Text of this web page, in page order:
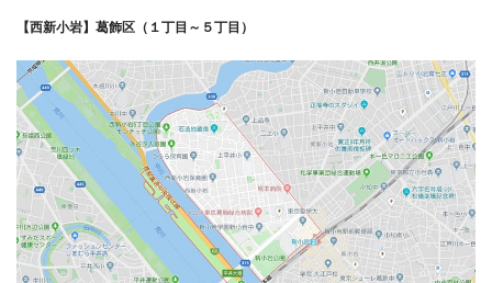
【西新小岩】葛飾区（１丁目～５丁目）